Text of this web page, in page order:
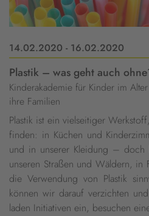
14.02.2020 - 16.02.2020
Plastik – was geht auch
Kinderakademie für Kinder im
ihre Familien
Plastik ist ein vielseitiger
finden: in Küchen und
und in unserer Kleidung –
unseren Straßen und Wäldern,
die Verwendung von Plastik
können wir darauf verzichten
laden Initiativen ein, besuchen